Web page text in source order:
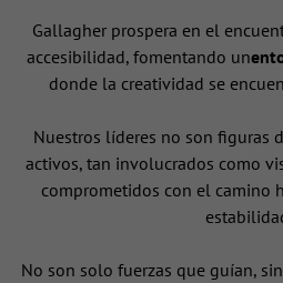
Gallagher prospera en el
accesibilidad, fomentando un
donde la creatividad se
Nuestros líderes no son figuras
activos, tan involucrados como
comprometidos con el camino
No son solo fuerzas que guían,